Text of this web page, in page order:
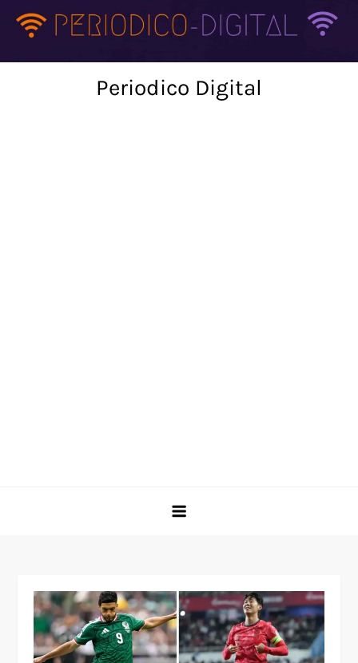
Skip
Periodico Digital